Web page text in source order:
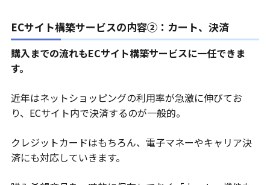
ECサイト構築サービスの内容②：カート、決済
購入までの流れもECサイト構築サービスに一任できま
す。
近年はネットショッピングの利用率が急激に伸びてお
り、ECサイト内で決済するのが一般的。
クレジットカードはもちろん、電子マネーやキャリア決
済にも対応していきます。